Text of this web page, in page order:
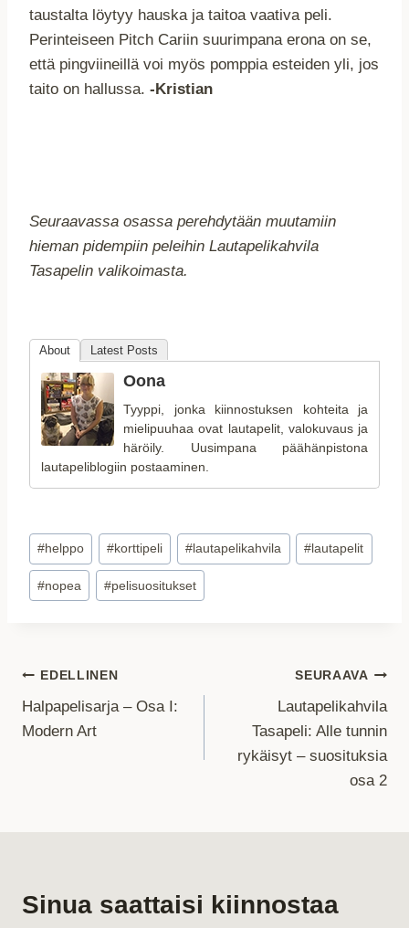
taustalta löytyy hauska ja taitoa vaativa peli.
Perinteiseen Pitch Cariin suurimpana erona on se,
että pingviineillä voi myös pomppia esteiden yli, jos
taito on hallussa. -Kristian
Seuraavassa osassa perehdytään muutamiin
hieman pidempiin peleihin Lautapelikahvila
Tasapelin valikoimasta.
About Latest Posts
Oona
Tyyppi, jonka kiinnostuksen kohteita ja
mielipuuhaa ovat lautapelit, valokuvaus ja
häröily. Uusimpana päähänpistona
lautapeliblogiin postaaminen.
Avainsanat:
#helppo #korttipeli # lautapelikahvila # lautapelit
#nopea #pelisuositukset
Artikkelien
selaus
EDELLINEN
Halpapelisarja – Osa I:
Modern Art
SEURAAVA
Lautapelikahvila
Tasapeli: Alle tunnin
rykäisyt – suosituksia
osa 2
Sinua saattaisi kiinnostaa